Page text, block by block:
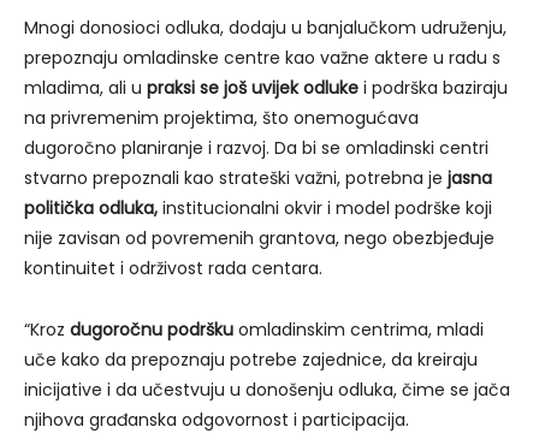
Mnogi donosioci odluka, dodaju u banjalučkom udruženju,
prepoznaju omladinske centre kao važne aktere u radu s
mladima, ali u praksi se još uvijek odluke i podrška baziraju
na privremenim projektima, što onemogućava
dugoročno planiranje i razvoj. Da bi se omladinski centri
stvarno prepoznali kao strateški važni, potrebna je jasna
politička odluka, institucionalni okvir i model podrške koji
nije zavisan od povremenih grantova, nego obezbjeđuje
kontinuitet i održivost rada centara.
“Kroz dugoročnu podršku omladinskim centrima, mladi
uče kako da prepoznaju potrebe zajednice, da kreiraju
inicijative i da učestvuju u donošenju odluka, čime se jača
njihova građanska odgovornost i participacija.